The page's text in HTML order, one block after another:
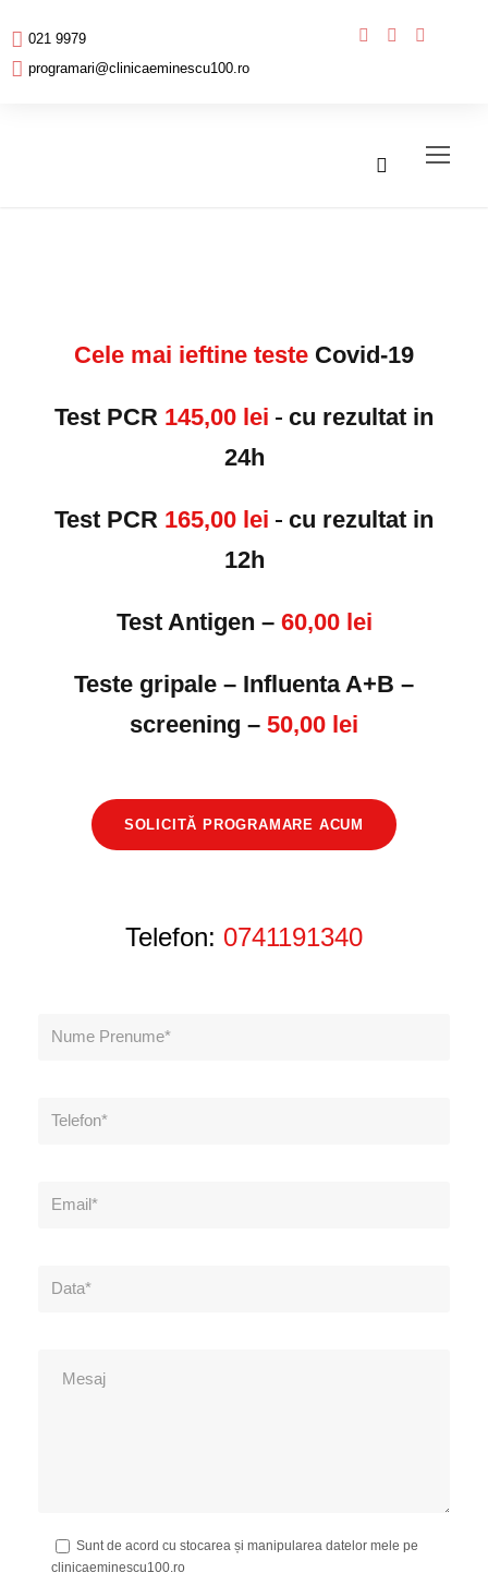
021 9979
programari@clinicaeminescu100.ro
Cele mai ieftine teste Covid-19
Test PCR 145,00 lei
cu rezultat in
24h
Test PCR 165,00 lei
cu rezultat in
12h
Test Antigen – 60,00 lei
Teste gripale – Influenta A+B –
screening – 50,00 lei
SOLICITĂ PROGRAMARE ACUM
Telefon: 0741191340
Sunt de acord cu stocarea și manipularea datelor mele pe
clinicaeminescu100.ro